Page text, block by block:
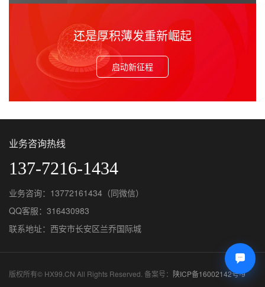
还是厚积薄发重新崛起
启动新征程
业务咨询热线
137-7216-1434
业务咨询：13772161434（同微信）
QQ客服： 316430983
联系地址：西安市长安区兰乔国际城
版权所有© HX99.CN All Rights Reserved. 备案号： 陕ICP备16002142号-9